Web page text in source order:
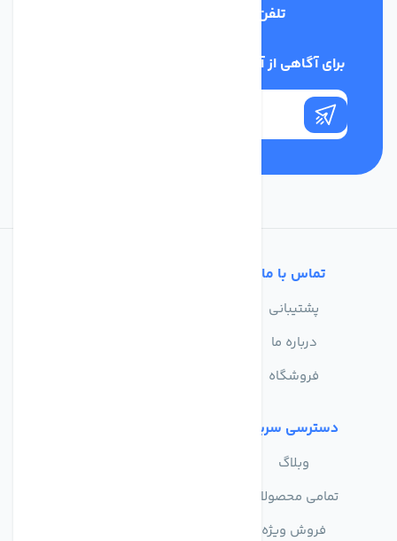
تلفن پشتیبانی
برای آگاهی از آخرین اخبار در خبرنامه ما عضو شوید
تماس با ما
پشتیبانی
درباره ما
فروشگاه
دسترسی سریع
وبلاگ
تمامی محصولات
فروش ویژه